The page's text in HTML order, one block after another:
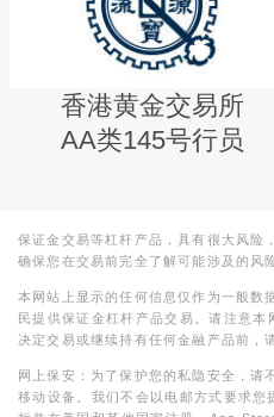
香港黄金交易所
AA类145号行员
保证金交易等杠杆产品，具有很大风险
确保您在交易前完全了解可能涉及的风
本网站上显示的任何信息仅作为一般数
民提供保证金杠杆产品交易。请注意
决定交易或继续持有任何金融产品前，
网上保安：为了保护您的私隐安全，请
移动设备。我们不会以电邮方式要求